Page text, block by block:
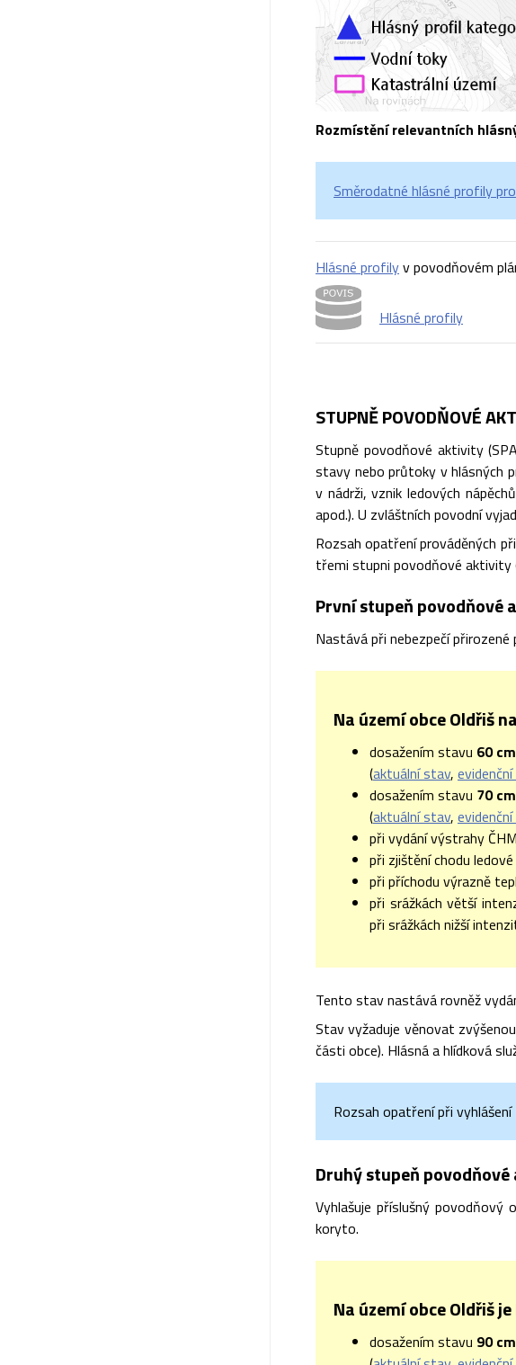
Rozmístění relevantních
Směrodatné hlásné profily
Hlásné profilyv povodňovém
Hlásné profily
STUPNĚ POVODŇOVÉ
Stupně povodňové aktivity
stavy nebo průtoky v hlásných
v nádrži, vznik ledových
apod.). U zvláštních povodní
Rozsah opatření prováděných
třemi stupni povodňové aktivity
První stupeň povodňové
Nastává při nebezpečí
Na území obce Oldřiš
dosažením stavu 60 cm
(aktuální stav,
dosažením stavu 70 cm
(aktuální stav,
při vydání výstrahy
při zjištění chodu
při příchodu výrazně
při srážkách větší
při srážkách nižší
Tento stav nastává rovněž
Stav vyžaduje věnovat
části obce). Hlásná a hlídková
Rozsah opatření při
Druhý stupeň povodňové
Vyhlašuje příslušný povodňový
koryto.
Na území obce Oldřiš
dosažením stavu 90 cm